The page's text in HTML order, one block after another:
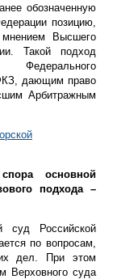
обозначенную
позицию,
Высшего
Такой подход
ФКЗ, дающим право
Арбитражным
основной
подхода –
суд Российской
по вопросам,
дел. При этом
Верховного суда